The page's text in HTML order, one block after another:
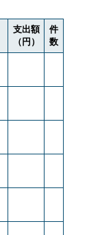
支出額
（円）
件
数